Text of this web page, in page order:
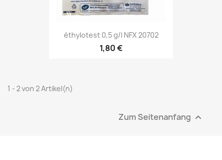
éthylotest 0,5 g/l NFX 20702
1,80 €
1 - 2 von 2 Artikel(n)
Zum Seitenanfang 